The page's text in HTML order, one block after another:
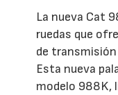
La nueva Cat
ruedas que
de
Esta nueva
modelo 988K,